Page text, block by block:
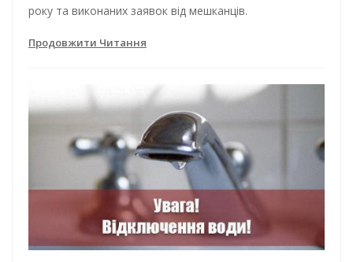
року та виконаних заявок від мешканців.
Продовжити Читання